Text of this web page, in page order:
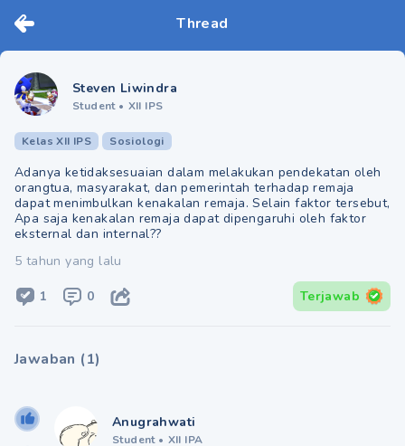
Thread
Steven Liwindra
Student • XII IPS
Kelas XII IPS Sosiologi
Adanya ketidaksesuaian dalam melakukan pendekatan oleh
orangtua, masyarakat, dan pemerintah terhadap remaja
dapat menimbulkan kenakalan remaja. Selain faktor tersebut,
Apa saja kenakalan remaja dapat dipengaruhi oleh faktor
eksternal dan internal??
5 tahun yang lalu
1 0 Terjawab
Jawaban (1)
Anugrahwati
Student • XII IPA